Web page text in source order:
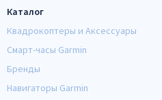
Каталог
Квадрокоптеры и Аксессуары
Смарт-часы Garmin
Бренды
Навигаторы Garmin